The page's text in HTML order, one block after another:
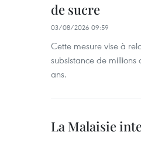
de sucre
03/08/2026 09:59
Cette mesure vise à
subsistance de
ans.
La Malaisie